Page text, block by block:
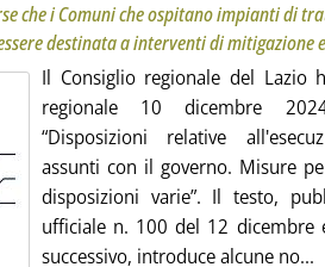
che i Comuni che ospitano impianti di
destinata a interventi di mitigazione
Il Consiglio regionale del Lazio
regionale 10 dicembre
“Disposizioni relative
assunti con il governo. Misure
disposizioni varie”. Il testo,
ufficiale n. 100 del 12 dicembre
successivo, introduce alcune no...